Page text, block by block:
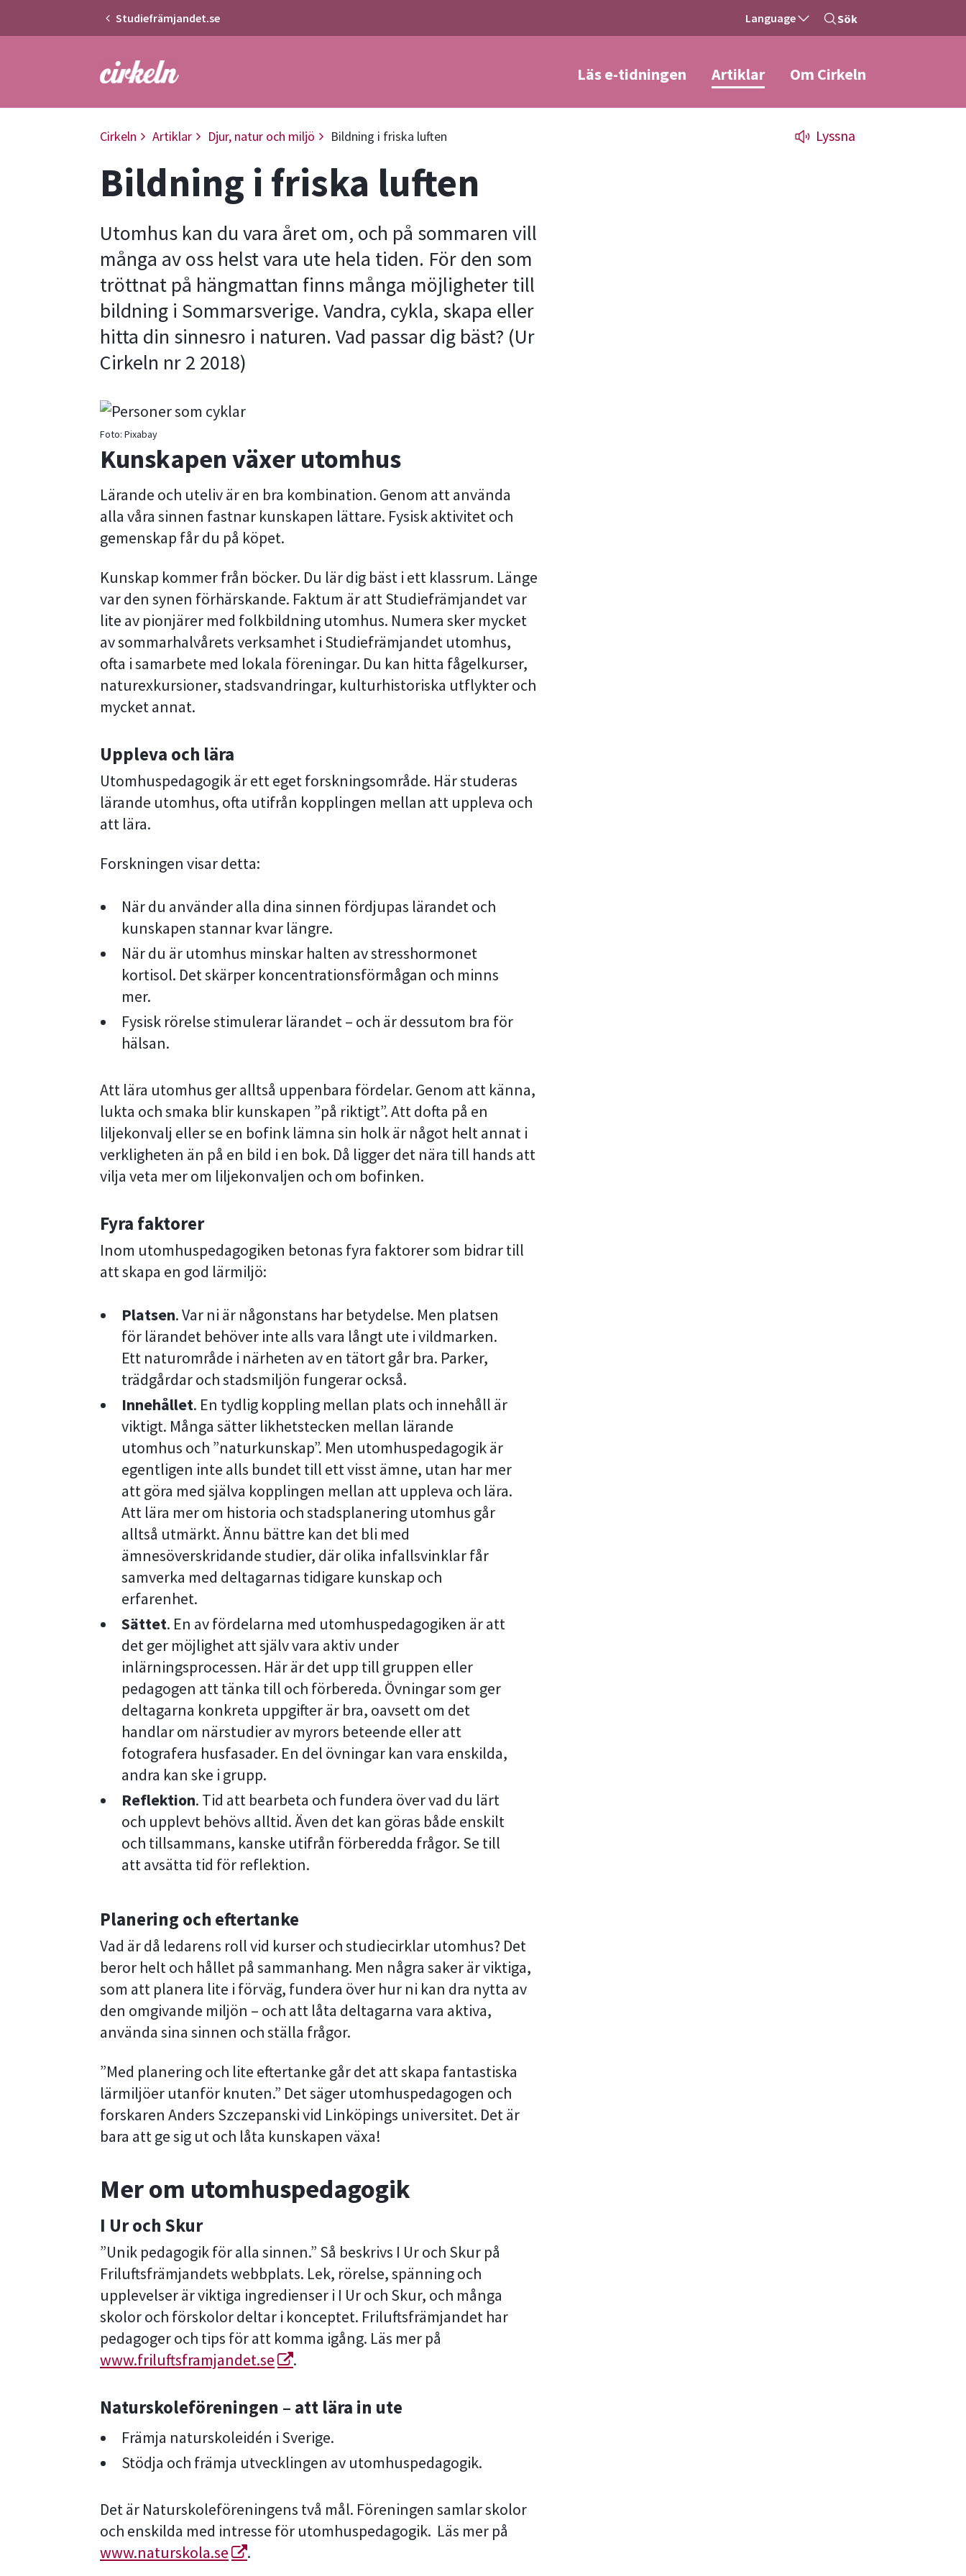
Studiefrämjandet.se Language Sök
Gå till studiefrämjandets startsida Läs e-tidningen Artiklar Om Cirkeln
Cirkeln Artiklar Djur, natur och miljö Bildning i friska luften Lyssna
Bildning i friska luften
Utomhus kan du vara året om, och på sommaren vill
många av oss helst vara ute hela tiden. För den som
tröttnat på hängmattan finns många möjligheter till
bildning i Sommarsverige. Vandra, cykla, skapa eller
hitta din sinnesro i naturen. Vad passar dig bäst? (Ur
Cirkeln nr 2 2018)
Foto: Pixabay
Kunskapen växer utomhus
Lärande och uteliv är en bra kombination. Genom att använda
alla våra sinnen fastnar kunskapen lättare. Fysisk aktivitet och
gemenskap får du på köpet.
Kunskap kommer från böcker. Du lär dig bäst i ett klassrum. Länge
var den synen förhärskande. Faktum är att Studiefrämjandet var
lite av pionjärer med folkbildning utomhus. Numera sker mycket
av sommarhalvårets verksamhet i Studiefrämjandet utomhus,
ofta i samarbete med lokala föreningar. Du kan hitta fågelkurser,
naturexkursioner, stadsvandringar, kulturhistoriska utflykter och
mycket annat.
Uppleva och lära
Utomhuspedagogik är ett eget forskningsområde. Här studeras
lärande utomhus, ofta utifrån kopplingen mellan att uppleva och
att lära.
Forskningen visar detta:
När du använder alla dina sinnen fördjupas lärandet och
kunskapen stannar kvar längre.
När du är utomhus minskar halten av stresshormonet
kortisol. Det skärper koncentrationsförmågan och minns
mer.
Fysisk rörelse stimulerar lärandet – och är dessutom bra för
hälsan.
Att lära utomhus ger alltså uppenbara fördelar. Genom att känna,
lukta och smaka blir kunskapen ”på riktigt”. Att dofta på en
liljekonvalj eller se en bofink lämna sin holk är något helt annat i
verkligheten än på en bild i en bok. Då ligger det nära till hands att
vilja veta mer om liljekonvaljen och om bofinken.
Fyra faktorer
Inom utomhuspedagogiken betonas fyra faktorer som bidrar till
att skapa en god lärmiljö:
Platsen. Var ni är någonstans har betydelse. Men platsen
för lärandet behöver inte alls vara långt ute i vildmarken.
Ett naturområde i närheten av en tätort går bra. Parker,
trädgårdar och stadsmiljön fungerar också.
Innehållet. En tydlig koppling mellan plats och innehåll är
viktigt. Många sätter likhetstecken mellan lärande
utomhus och ”naturkunskap”. Men utomhuspedagogik är
egentligen inte alls bundet till ett visst ämne, utan har mer
att göra med själva kopplingen mellan att uppleva och lära.
Att lära mer om historia och stadsplanering utomhus går
alltså utmärkt. Ännu bättre kan det bli med
ämnesöverskridande studier, där olika infallsvinklar får
samverka med deltagarnas tidigare kunskap och
erfarenhet.
Sättet. En av fördelarna med utomhuspedagogiken är att
det ger möjlighet att själv vara aktiv under
inlärningsprocessen. Här är det upp till gruppen eller
pedagogen att tänka till och förbereda. Övningar som ger
deltagarna konkreta uppgifter är bra, oavsett om det
handlar om närstudier av myrors beteende eller att
fotografera husfasader. En del övningar kan vara enskilda,
andra kan ske i grupp.
Reflektion. Tid att bearbeta och fundera över vad du lärt
och upplevt behövs alltid. Även det kan göras både enskilt
och tillsammans, kanske utifrån förberedda frågor. Se till
att avsätta tid för reflektion.
Planering och eftertanke
Vad är då ledarens roll vid kurser och studiecirklar utomhus? Det
beror helt och hållet på sammanhang. Men några saker är viktiga,
som att planera lite i förväg, fundera över hur ni kan dra nytta av
den omgivande miljön – och att låta deltagarna vara aktiva,
använda sina sinnen och ställa frågor.
”Med planering och lite eftertanke går det att skapa fantastiska
lärmiljöer utanför knuten.” Det säger utomhuspedagogen och
forskaren Anders Szczepanski vid Linköpings universitet. Det är
bara att ge sig ut och låta kunskapen växa!
Mer om utomhuspedagogik
I Ur och Skur
”Unik pedagogik för alla sinnen.” Så beskrivs I Ur och Skur på
Friluftsfrämjandets webbplats. Lek, rörelse, spänning och
upplevelser är viktiga ingredienser i I Ur och Skur, och många
skolor och förskolor deltar i konceptet. Friluftsfrämjandet har
pedagoger och tips för att komma igång. Läs mer på
www.friluftsframjandet.se
.
Naturskoleföreningen – att lära in ute
Främja naturskoleidén i Sverige.
Stödja och främja utvecklingen av utomhuspedagogik.
Det är Naturskoleföreningens två mål. Föreningen samlar skolor
och enskilda med intresse för utomhuspedagogik. Läs mer på
www.naturskola.se
.